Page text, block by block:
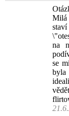
Milá
na
se
byla